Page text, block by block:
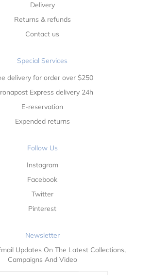
Delivery
Returns & refunds
Contact us
Special Services
delivery for order over $250
Express delivery 24h
E-reservation
Expended returns
Follow Us
Instagram
Facebook
Twitter
Pinterest
Newsletter
Updates On The Latest Collections,
Campaigns And Video